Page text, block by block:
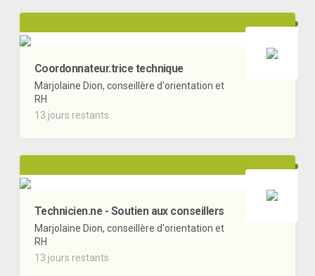
Coordonnateur.trice technique
Marjolaine Dion, conseillère d'orientation et
RH
13 jours restants
Technicien.ne - Soutien aux conseillers
Marjolaine Dion, conseillère d'orientation et
RH
13 jours restants